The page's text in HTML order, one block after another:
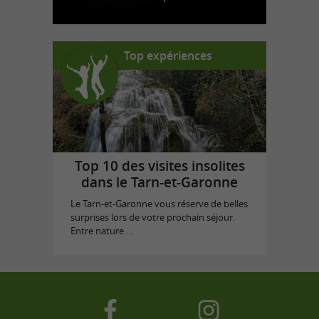
Top expériences
Top 10 des visites insolites
dans le Tarn-et-Garonne
Le Tarn-et-Garonne vous réserve de belles
surprises lors de votre prochain séjour.
Entre nature ...